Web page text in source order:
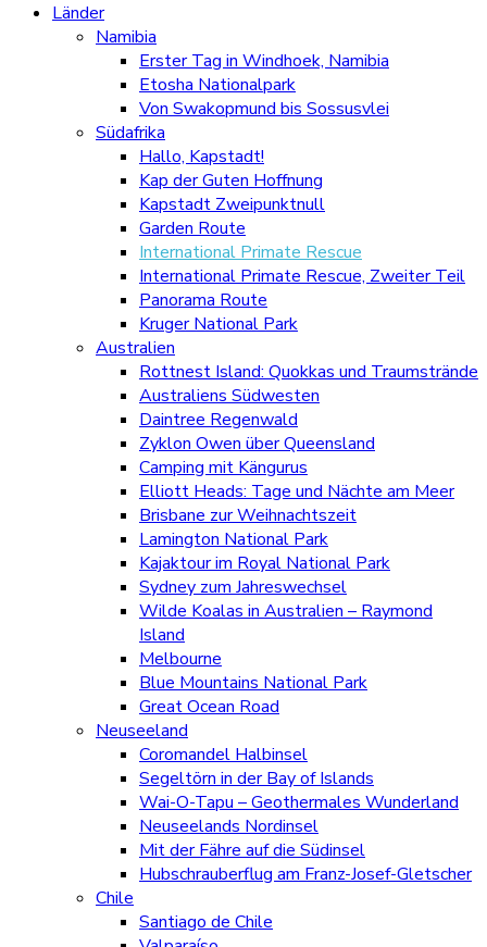
Länder
Namibia
Erster Tag in Windhoek, Namibia
Etosha Nationalpark
Von Swakopmund bis Sossusvlei
Südafrika
Hallo, Kapstadt!
Kap der Guten Hoffnung
Kapstadt Zweipunktnull
Garden Route
International Primate Rescue
International Primate Rescue, Zweiter Teil
Panorama Route
Kruger National Park
Australien
Rottnest Island: Quokkas und Traumstrände
Australiens Südwesten
Daintree Regenwald
Zyklon Owen über Queensland
Camping mit Kängurus
Elliott Heads: Tage und Nächte am Meer
Brisbane zur Weihnachtszeit
Lamington National Park
Kajaktour im Royal National Park
Sydney zum Jahreswechsel
Wilde Koalas in Australien – Raymond
Island
Melbourne
Blue Mountains National Park
Great Ocean Road
Neuseeland
Coromandel Halbinsel
Segeltörn in der Bay of Islands
Wai-O-Tapu – Geothermales Wunderland
Neuseelands Nordinsel
Mit der Fähre auf die Südinsel
Hubschrauberflug am Franz-Josef-Gletscher
Chile
Santiago de Chile